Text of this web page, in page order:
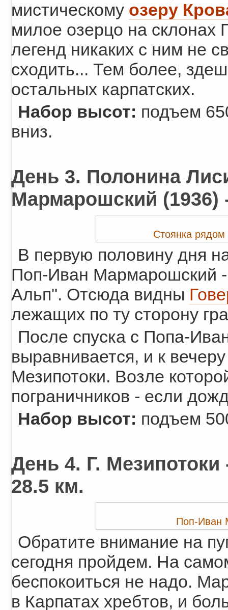
мистическому озеру
милое озерцо на
легенд никаких с ним не
сходить... Тем более,
остальных карпатских.
Набор высот: подъем
вниз.
День 3. Полонина
Мармарошский (1936)
Стоянка
В первую половину дня
Поп-Иван Мармарошский -
Альп". Отсюда видны
лежащих по ту сторону
После спуска с Попа-
выравнивается, и к
Мезипотоки. Возле
пограничников - если
Набор высот: подъем
День 4. Г. Мезипотоки
28.5 км.
Поп-Иван
Обратите внимание на
сегодня пройдем. На
беспокоиться не надо.
в Карпатах хребтов, и